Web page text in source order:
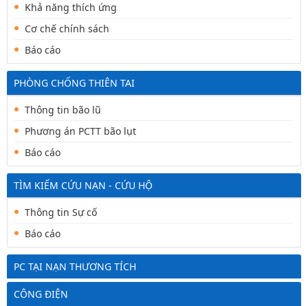
Khả năng thích ứng
Cơ chế chính sách
Báo cáo
PHÒNG CHỐNG THIÊN TAI
Thông tin bão lũ
Phương án PCTT bão lụt
Báo cáo
TÌM KIẾM CỨU NẠN - CỨU HỘ
Thông tin Sự cố
Báo cáo
PC TẠI NẠN THƯƠNG TÍCH
CÔNG ĐIỆN